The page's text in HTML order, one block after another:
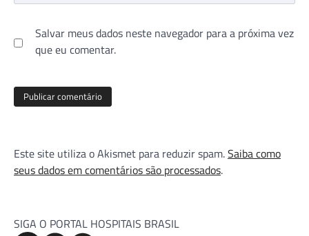
Salvar meus dados neste navegador para a próxima vez
que eu comentar.
Este site utiliza o Akismet para reduzir spam.Saiba como
seus dados em comentários são processados.
SIGA O PORTAL HOSPITAIS BRASIL